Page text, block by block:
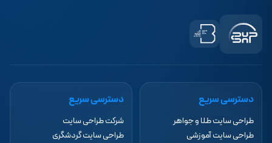
دسترسی سریع
طراحی سایت طلا و جواهر
طراحی سایت آموزشی
دسترسی سریع
شرکت طراحی سایت
طراحی سایت گردشگری